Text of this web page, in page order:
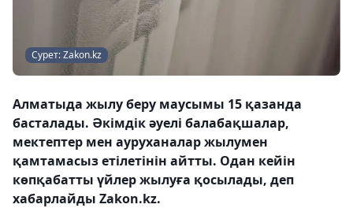
Сурет: Zakon.kz
Алматыда жылу беру маусымы 15 қазанда
басталады. Әкімдік әуелі балабақшалар,
мектептер мен ауруханалар жылумен
қамтамасыз етілетінін айтты. Одан кейін
көпқабатты үйлер жылуға қосылады, деп
хабарлайды Zakon.kz.